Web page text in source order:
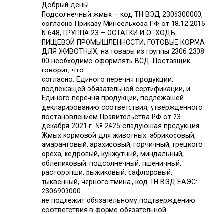
Добрый день!
Подсолнечный жмых – код ТН ВЭД 2306300000,
согласно Приказу Минсельхоза РФ от 18.12.2015
N 648, ГРУППА 23 – ОСТАТКИ И ОТХОДЫ
ПИЩЕВОЙ ПРОМЫШЛЕННОСТИ; ГОТОВЫЕ КОРМА
ДЛЯ ЖИВОТНЫХ, на товары из группы 2306 2308
00 необходимо оформлять ВСД. Поставщик
говорит, что
согласно: Единого перечня продукции,
подлежащей обязательной сертификации, и
Единого перечня продукции, подлежащей
декларированию соответствия, утвержденного
постановлением Правительства РФ от 23
декабря 2021 г. № 2425 следующая продукция:
Жмых кормовой для животных: абрикосовый,
амарантовый, арахисовый, горчичный, грецкого
ореха, кедровый, кунжутный, миндальный,
облепиховый, подсолнечный, пшеничный,
расторопши, рыжиковый, сафлоровый,
тыквенный, черного тмина;, код ТН ВЭД ЕАЭС:
2306909000
не подлежит обязательному подтверждению
соответствия в форме обязательной